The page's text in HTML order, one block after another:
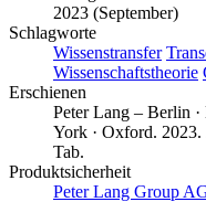
2023 (September)
Schlagworte
Wissenstransfer
Wissenschaftstheorie
Erschienen
Peter Lang – Berlin ·
York · Oxford.
Tab.
Produktsicherheit
Peter Lang Group